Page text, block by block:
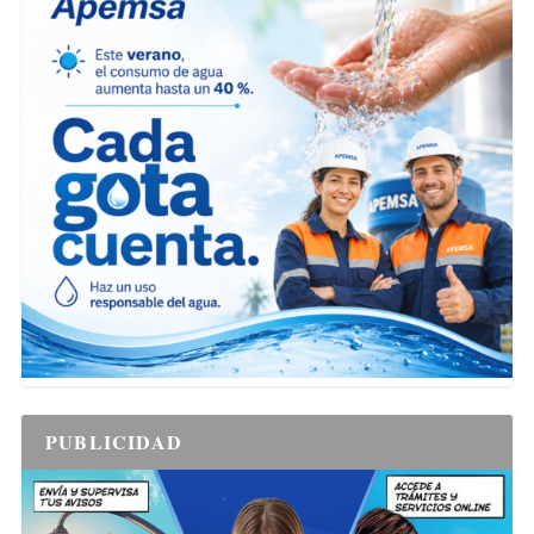
PUBLICIDAD